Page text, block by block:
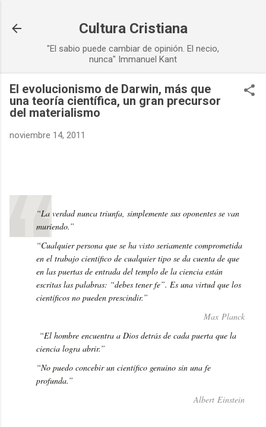
Cultura Cristiana
"El sabio puede cambiar de opinión. El necio,
nunca" Immanuel Kant
El evolucionismo de Darwin, más que
una teoría científica, un gran precursor
del materialismo
noviembre 14, 2011
“La verdad nunca triunfa, simplemente sus oponentes se van
muriendo.”
“Cualquier persona que se ha visto seriamente comprometida
en el trabajo científico de cualquier tipo se da cuenta de que
en las puertas de entrada del templo de la ciencia están
escritas las palabras: “debes tener fe”. Es una virtud que los
científicos no pueden prescindir.”
Max Planck
“El hombre encuentra a Dios detrás de cada puerta que la
ciencia logra abrir.”
“No puedo concebir un científico genuino sin una fe
profunda.”
Albert Einstein